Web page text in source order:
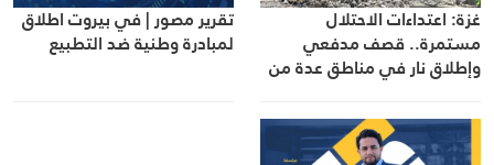
غزة: اعتداءات الاحتلال
مستمرة.. قصف مدفعي
وإطلاق نار في مناطق عدة من
تقرير مصور | في بيروت اطلاق
لمبادرة وطنية ضد التطبيع